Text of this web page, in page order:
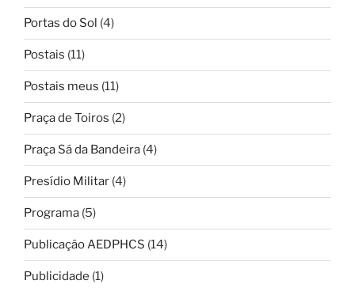
Portas do Sol (4)
Postais (11)
Postais meus (11)
Praça de Toiros (2)
Praça Sá da Bandeira (4)
Presídio Militar (4)
Programa (5)
Publicação AEDPHCS (14)
Publicidade (1)